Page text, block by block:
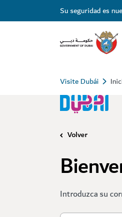
Su seguridad es
Visite Dubái
Volver
Introduzca su